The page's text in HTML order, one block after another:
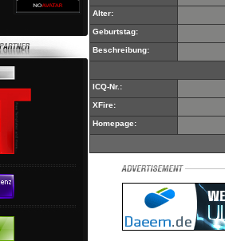
Alter:
Geburtstag:
Beschreibung:
ICQ-Nr.:
XFire:
Homepage: